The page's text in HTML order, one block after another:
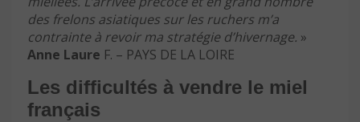
des frelons asiatiques sur les ruchers m’a
contrainte à revoir ma stratégie d’hivernage. »
Anne Laure F. – PAYS DE LA LOIRE
Les difficultés à vendre le miel
français